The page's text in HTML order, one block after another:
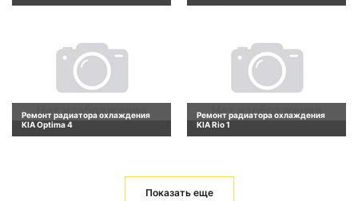
Ремонт радиатора охлаждения
KIA Optima 4
Ремонт радиатора охлаждения
KIA Rio 1
Показать еще